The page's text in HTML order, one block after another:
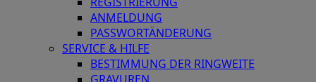
ANMELDUNG
PASSWORTÄNDERUNG
SERVICE & HILFE
BESTIMMUNG DER RINGWEITE